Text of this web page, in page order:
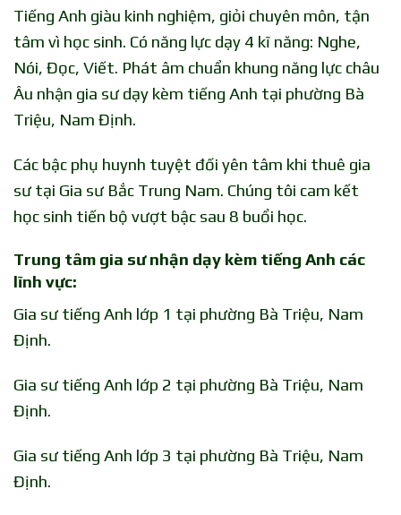
Tiếng Anh giàu kinh nghiệm, giỏi chuyên môn, tận
tâm vì học sinh. Có năng lực dạy 4 kĩ năng: Nghe,
Nói, Đọc, Viết. Phát âm chuẩn khung năng lực châu
Âu nhận gia sư dạy kèm tiếng Anh tại phường Bà
Triệu, Nam Định.
Các bậc phụ huynh tuyệt đối yên tâm khi thuê gia
sư tại Gia sư Bắc Trung Nam. Chúng tôi cam kết
học sinh tiến bộ vượt bậc sau 8 buổi học.
Trung tâm gia sư nhận dạy kèm tiếng Anh các
lĩnh vực:
Gia sư tiếng Anh lớp 1 tại phường Bà Triệu, Nam
Định.
Gia sư tiếng Anh lớp 2 tại phường Bà Triệu, Nam
Định.
Gia sư tiếng Anh lớp 3 tại phường Bà Triệu, Nam
Định.